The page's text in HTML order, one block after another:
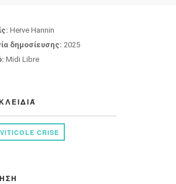
Herve Hannin
δημοσίευσης: 2025
Midi Libre
CRISE